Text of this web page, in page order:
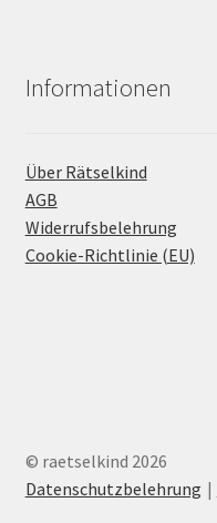
Informationen
Über Rätselkind
AGB
Widerrufsbelehrung
Cookie-Richtlinie (EU)
© raetselkind 2026
Datenschutzbelehrung